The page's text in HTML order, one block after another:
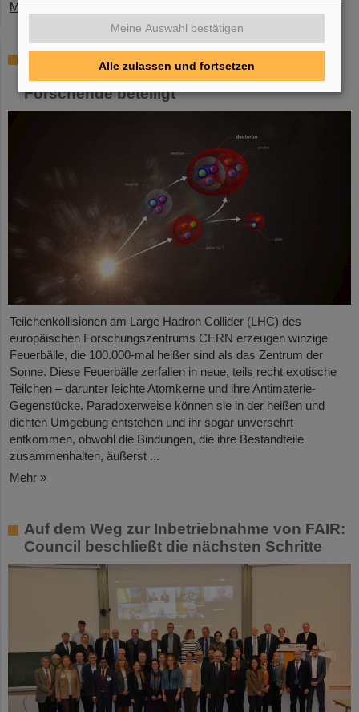
Mehr »
ALICE löst Rätsel um Erzeugung und
Forschende beteiligt
Teilchenkollisionen am Large Hadron Collider (LHC) des
europäischen Forschungszentrums CERN erzeugen winzige
Feuerbälle, die 100.000-mal heißer sind als das Zentrum der
Sonne. Diese Feuerbälle zerfallen in neue, teils recht exotische
Teilchen – darunter leichte Atomkerne und ihre Antimaterie-
Gegenstücke. Paradoxerweise können sie in der heißen und
dichten Umgebung entstehen und ihr sogar unversehrt
entkommen, obwohl die Bindungen, die ihre Bestandteile
zusammenhalten, äußerst ...
Mehr »
Auf dem Weg zur Inbetriebnahme von FAIR:
Council beschließt die nächsten Schritte
Meine Auswahl bestätigen
Alle zulassen und fortsetzen